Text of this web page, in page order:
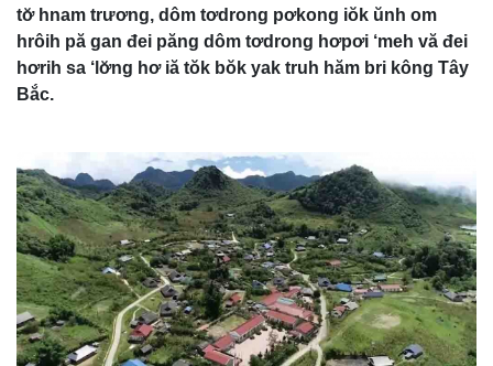
tơ̆ hnam trương, dôm tơdrong pơkong iŏk ŭnh om
hrôih pă gan đei păng dôm tơdrong hơpơi ‘meh vă đei
hơrih sa ‘lơ̆ng hơ iă tŏk bŏk yak truh hăm bri kông Tây
Bắc.